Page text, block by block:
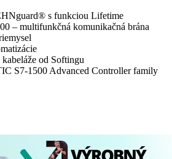
s funkciou Lifetime
– multifunkčná komunikačná brána
od Softingu
S7-1500 Advanced Controller family